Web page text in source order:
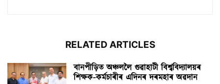
RELATED ARTICLES
বানপীড়িত অঞ্চললৈ গুৱাহাটী বিশ্ববিদ্যালয়ৰ
শিক্ষক-কৰ্মচাৰীৰ এদিনৰ দৰমহাৰ অৱদান